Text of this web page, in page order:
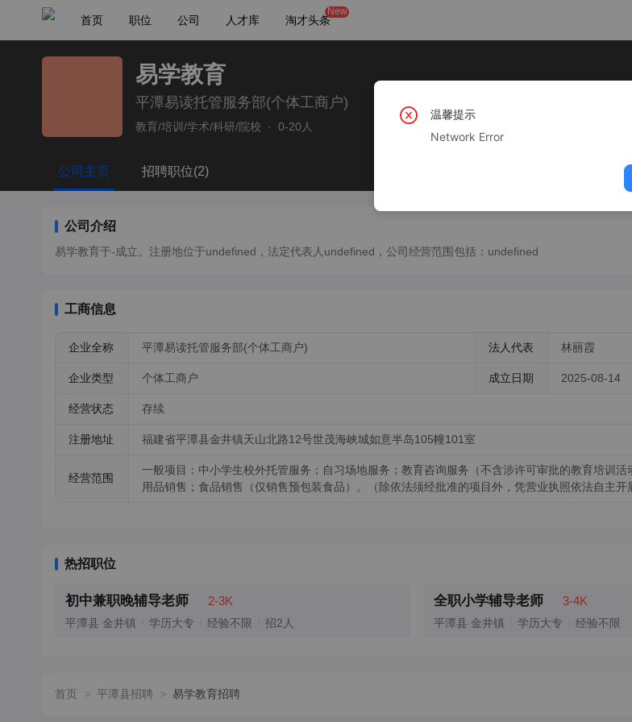
首页 职位 公司 人才库 淘才头条
New
易学教育
平潭易读托管服务部(个体工商户)
教育/培训/学术/科研/院校 · 0-20人
公司主页 招聘职位(2)
公司介绍
易学教育于-成立。注册地位于undefined，法定代表人undefined，公司经营范围包括：undefined
工商信息
企业全称 平潭易读托管服务部(个体工商户) 法人代表 林丽霞
企业类型 个体工商户 成立日期 2025-08-14
经营状态 存续
注册地址 福建省平潭县金井镇天山北路12号世茂海峡城如意半岛105幢101室
经营范围
一般项目：中小学生校外托管服务；自习场地服务；教育咨询服务（不含涉许可审批的教育培训活
用品销售；食品销售（仅销售预包装食品）。（除依法须经批准的项目外，凭营业执照依法自主开
热招职位
初中兼职晚辅导老师 2-3K
平潭县 金井镇 学历大专 经验不限 招2人
全职小学辅导老师 3-4K
平潭县 金井镇 学历大专 经验不限
首页 > 平潭县招聘 > 易学教育招聘
温馨提示
Network Error